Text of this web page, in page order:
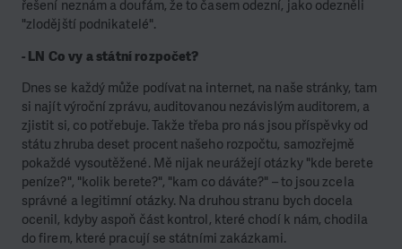
řešení neznám a doufám, že to časem odezní, jako odezněli
"zlodějští podnikatelé".
- LN Co vy a státní rozpočet?
Dnes se každý může podívat na internet, na naše stránky, tam
si najít výroční zprávu, auditovanou nezávislým auditorem, a
zjistit si, co potřebuje. Takže třeba pro nás jsou příspěvky od
státu zhruba deset procent našeho rozpočtu, samozřejmě
pokaždé vysoutěžené. Mě nijak neurážejí otázky "kde berete
peníze?", "kolik berete?", "kam co dáváte?" – to jsou zcela
správné a legitimní otázky. Na druhou stranu bych docela
ocenil, kdyby aspoň část kontrol, které chodí k nám, chodila
do firem, které pracují se státními zakázkami.